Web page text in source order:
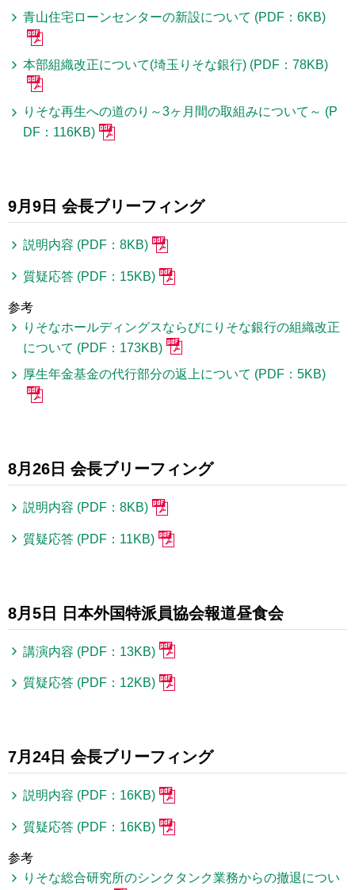
青山住宅ローンセンターの新設について (PDF：6KB)
本部組織改正について(埼玉りそな銀行) (PDF：78KB)
りそな再生への道のり～3ヶ月間の取組みについて～ (P
DF：116KB)
9月9日 会長ブリーフィング
説明内容 (PDF：8KB)
質疑応答 (PDF：15KB)
参考
りそなホールディングスならびにりそな銀行の組織改正
について (PDF：173KB)
厚生年金基金の代行部分の返上について (PDF：5KB)
8月26日 会長ブリーフィング
説明内容 (PDF：8KB)
質疑応答 (PDF：11KB)
8月5日 日本外国特派員協会報道昼食会
講演内容 (PDF：13KB)
質疑応答 (PDF：12KB)
7月24日 会長ブリーフィング
説明内容 (PDF：16KB)
質疑応答 (PDF：16KB)
参考
りそな総合研究所のシンクタンク業務からの撤退につい